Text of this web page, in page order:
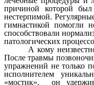
причиной которой был
нестерпимой.
гимнастикой помогли
способствовали
патологических
А кому
После травмы
упражнений не только
исполнителем
«мостик», он